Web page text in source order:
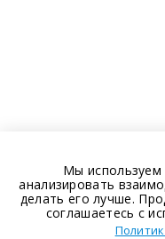
Мы используем
анализировать
делать его лучше.
соглашаетесь с